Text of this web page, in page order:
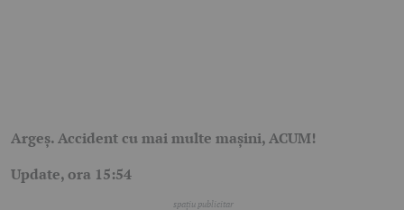
Argeș. Accident cu mai multe mașini, ACUM!
Update, ora 15:54